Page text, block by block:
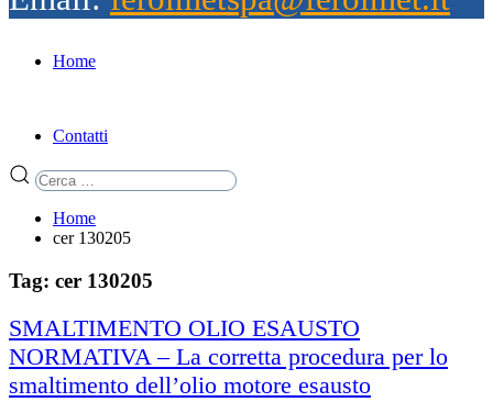
Home
Contatti
Home
cer 130205
Tag: cer 130205
SMALTIMENTO OLIO ESAUSTO
NORMATIVA – La corretta procedura per lo
smaltimento dell’olio motore esausto